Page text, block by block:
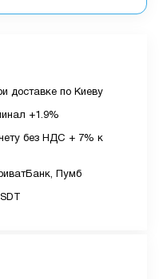
доставке по Киеву
+1.9%
без НДС + 7% к
Пумб